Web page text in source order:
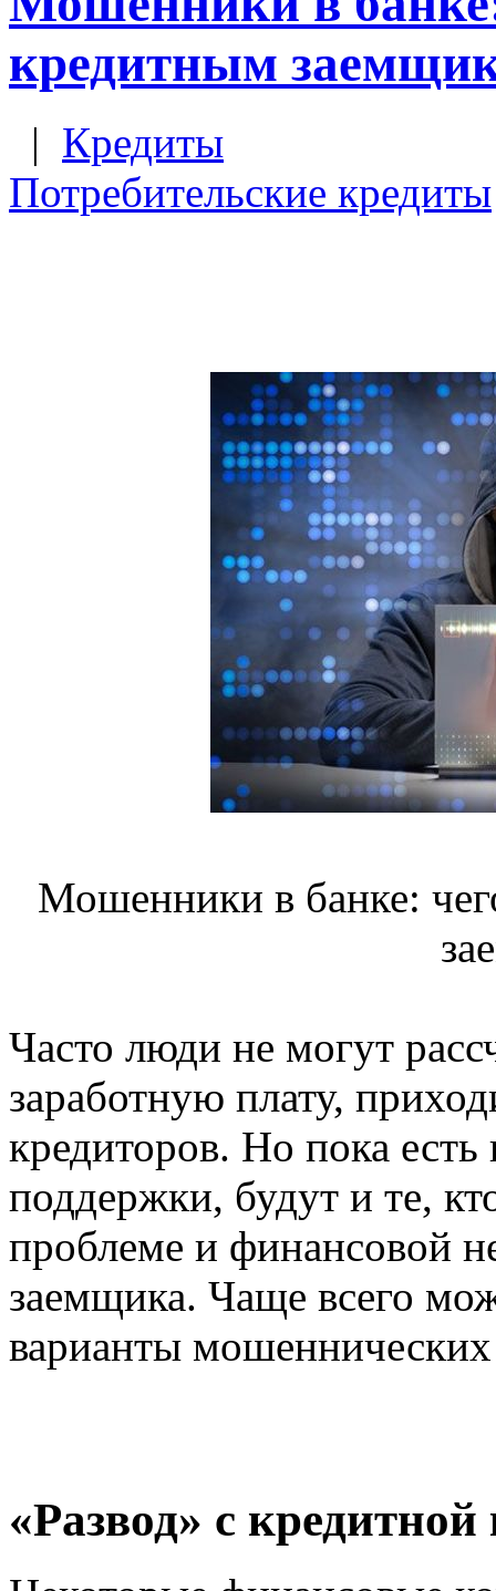
кредитным
| Кредиты
Потребительские кредиты
Мошенники в банке:
Часто люди не могут
заработную плату,
кредиторов. Но пока
поддержки, будут и те,
проблеме и финансовой
заемщика. Чаще всего
варианты
«Развод» с кредитной